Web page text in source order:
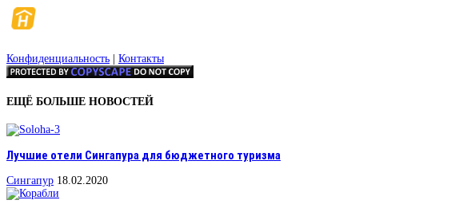
Конфиденциальность | Контакты
ЕЩЁ БОЛЬШЕ НОВОСТЕЙ
Лучшие отели Сингапура для бюджетного туризма
Сингапур 18.02.2020